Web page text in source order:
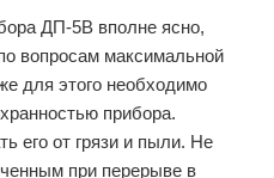
ДП-5В вполне ясно,
вопросам максимальной
для этого необходимо
прибора.
его от грязи и пыли. Не
при перерыве в